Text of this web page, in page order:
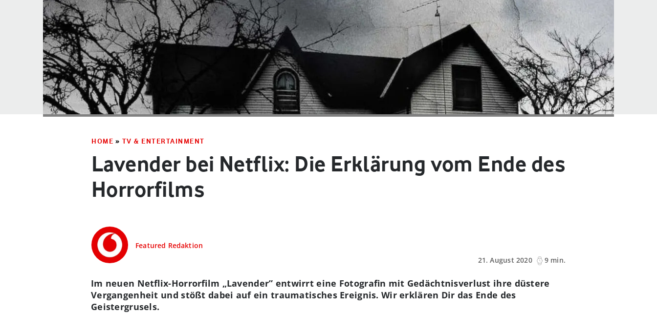
©Netflix/ AMBI Group
HOME » TV & ENTERTAINMENT
Lavender bei Netflix: Die Erklärung vom Ende des
Horrorfilms
Featured Redaktion
21. August 2020
9 min.
Im neuen Netflix-Horrorfilm „Lavender” entwirrt eine Fotografin mit Gedächtnisverlust ihre düstere
Vergangenheit und stößt dabei auf ein traumatisches Ereignis. Wir erklären Dir das Ende des
Geistergrusels.